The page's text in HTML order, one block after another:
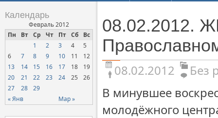
Календарь
Февраль 2012
Пн
Вт Ср Чт Пт Сб Вс
« Янв Мар »
1 2 3 4
5
6
7 8 9 10 11
12
13
14 15 16 17 18
19
20
21 22 23 24 25
26
27
28 29
08.02.2012.
08.02.2012
Без
В минувшее
молодёжного